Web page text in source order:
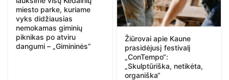
miesto parke, kuriame
vyks didžiausias
nemokamas giminių
piknikas po atviru
dangumi – „Gimininės”
Žiūrovai apie Kaune
prasidėjusį festivalį
„ConTempo“:
„Skulptūriška, netikėta,
organiška“